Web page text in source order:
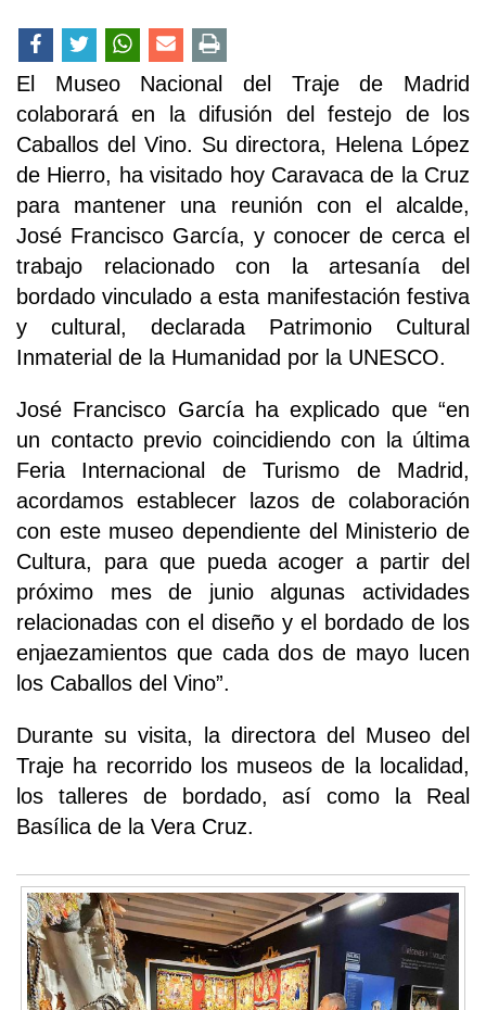
El Museo Nacional del Traje de Madrid
colaborará en la difusión del festejo de los
Caballos del Vino. Su directora, Helena López
de Hierro, ha visitado hoy Caravaca de la Cruz
para mantener una reunión con el alcalde,
José Francisco García, y conocer de cerca el
trabajo relacionado con la artesanía del
bordado vinculado a esta manifestación festiva
y cultural, declarada Patrimonio Cultural
Inmaterial de la Humanidad por la UNESCO.
José Francisco García ha explicado que “en
un contacto previo coincidiendo con la última
Feria Internacional de Turismo de Madrid,
acordamos establecer lazos de colaboración
con este museo dependiente del Ministerio de
Cultura, para que pueda acoger a partir del
próximo mes de junio algunas actividades
relacionadas con el diseño y el bordado de los
enjaezamientos que cada dos de mayo lucen
los Caballos del Vino”.
Durante su visita, la directora del Museo del
Traje ha recorrido los museos de la localidad,
los talleres de bordado, así como la Real
Basílica de la Vera Cruz.